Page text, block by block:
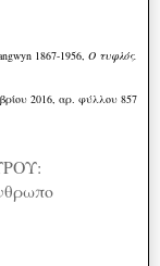
1867-1956, Ο τυφλός.
2016, αρ. φύλλου 857